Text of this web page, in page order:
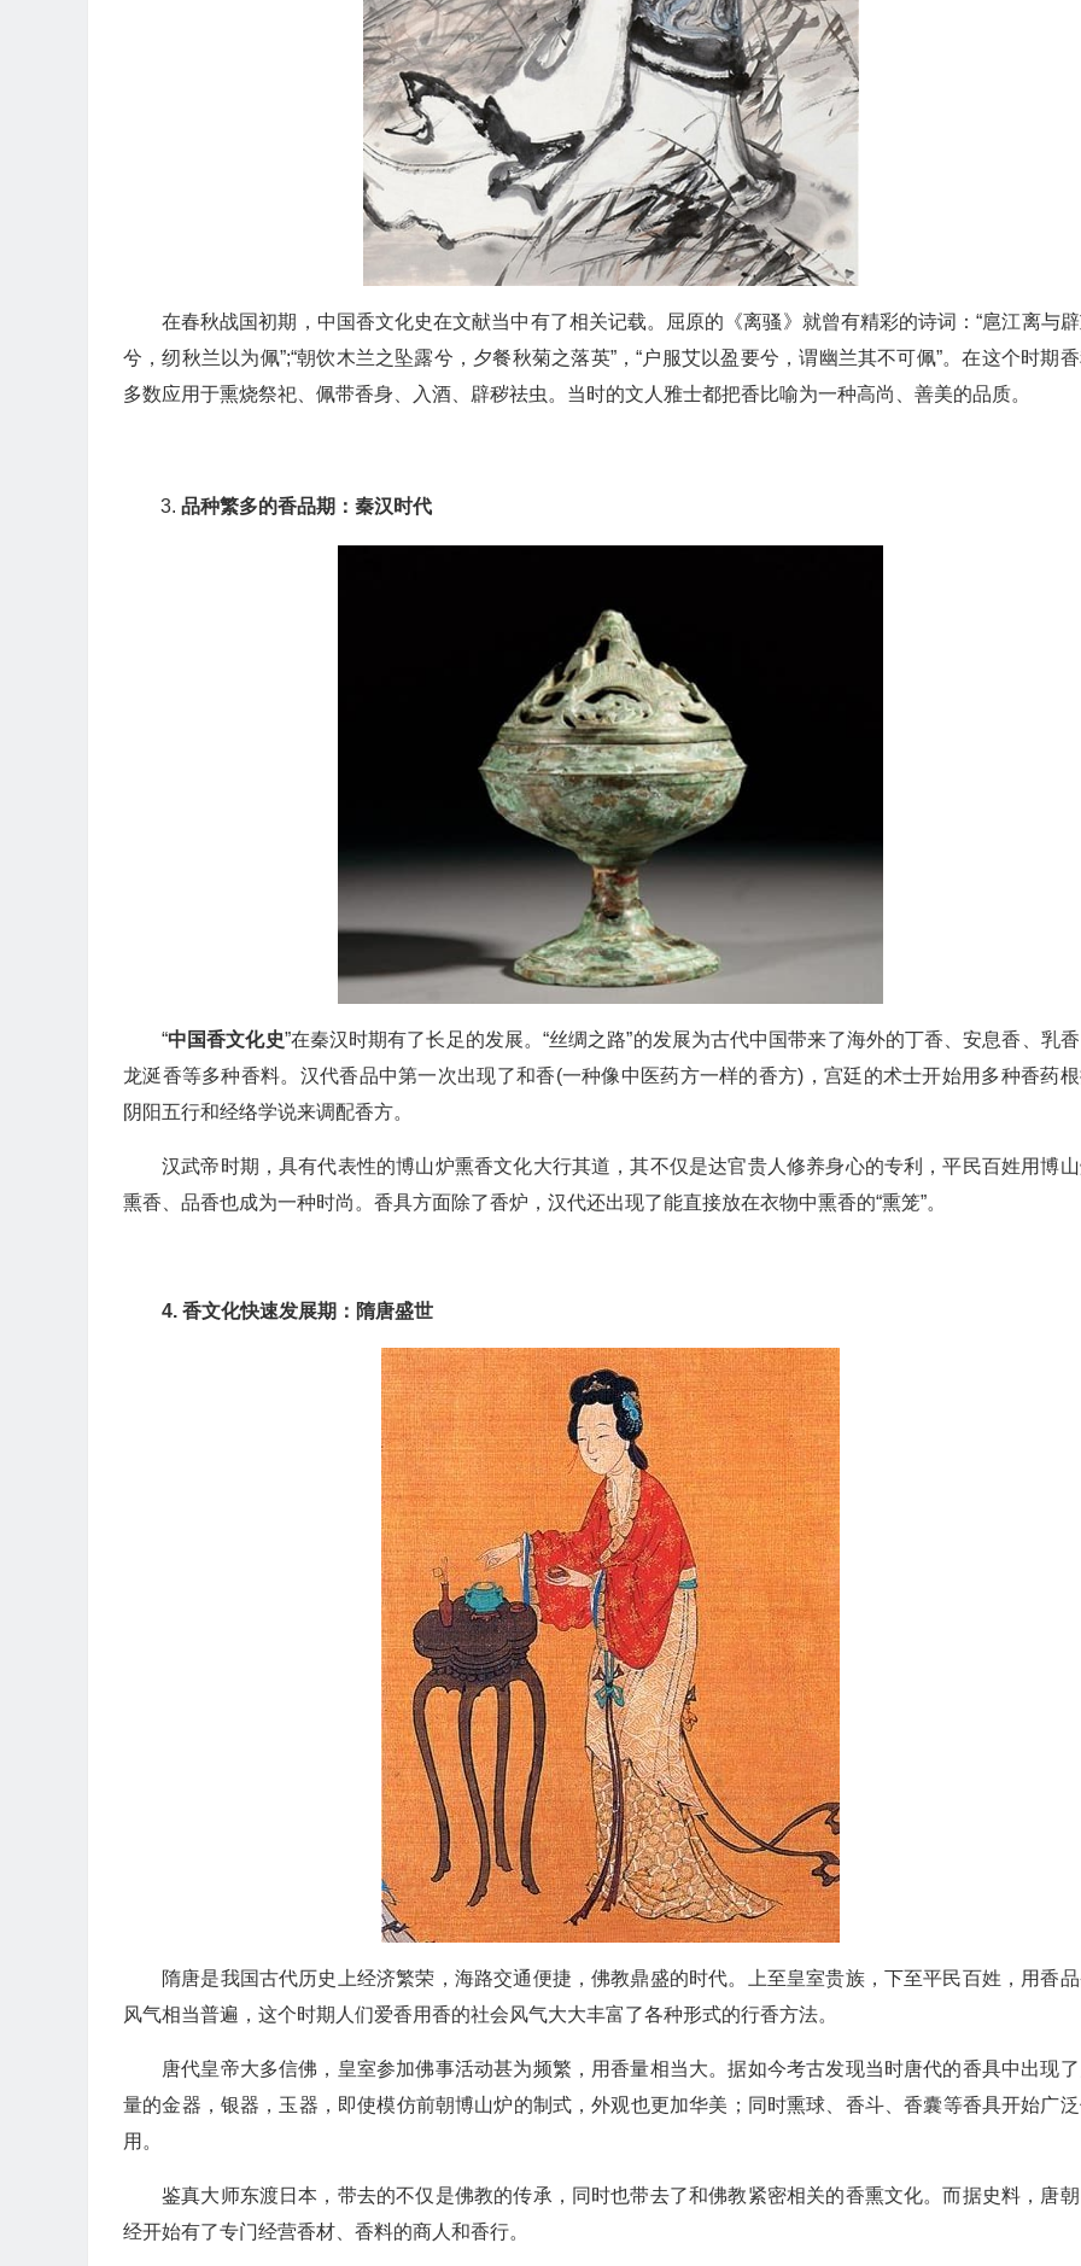
在春秋战国初期，中国香文化史在文献当中有了相关记载。屈原的《离骚》就曾有精彩的诗词：“扈江离与
兮，纫秋兰以为佩”;“朝饮木兰之坠露兮，夕餐秋菊之落英”，“户服艾以盈要兮，谓幽兰其不可佩”。在这个时期
多数应用于熏烧祭祀、佩带香身、入酒、辟秽祛虫。当时的文人雅士都把香比喻为一种高尚、善美的品质。
品种繁多的香品期：秦汉时代
“中国香文化史”在秦汉时期有了长足的发展。“丝绸之路”的发展为古代中国带来了海外的丁香、安息香、乳
龙涎香等多种香料。汉代香品中第一次出现了和香(一种像中医药方一样的香方)，宫廷的术士开始用多种香药
阴阳五行和经络学说来调配香方。
汉武帝时期，具有代表性的博山炉熏香文化大行其道，其不仅是达官贵人修养身心的专利，平民百姓用博
熏香、品香也成为一种时尚。香具方面除了香炉，汉代还出现了能直接放在衣物中熏香的“熏笼”。
4. 香文化快速发展期：隋唐盛世
隋唐是我国古代历史上经济繁荣，海路交通便捷，佛教鼎盛的时代。上至皇室贵族，下至平民百姓，用香
风气相当普遍，这个时期人们爱香用香的社会风气大大丰富了各种形式的行香方法。
唐代皇帝大多信佛，皇室参加佛事活动甚为频繁，用香量相当大。据如今考古发现当时唐代的香具中出现
量的金器，银器，玉器，即使模仿前朝博山炉的制式，外观也更加华美；同时熏球、香斗、香囊等香具开始广
用。
鉴真大师东渡日本，带去的不仅是佛教的传承，同时也带去了和佛教紧密相关的香熏文化。而据史料，唐
经开始有了专门经营香材、香料的商人和香行。